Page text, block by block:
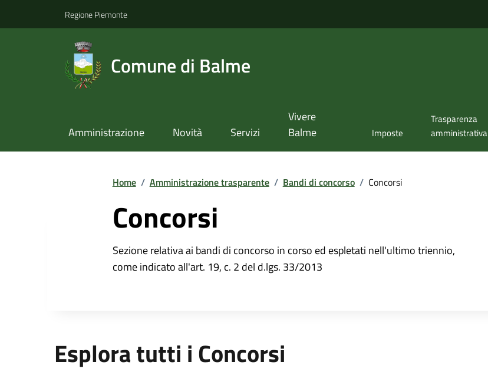
Regione Piemonte
Comune di Balme
Amministrazione Novità Servizi
Vivere
Balme
Imposte
Trasparenza
amministrativa
Home / Amministrazione trasparente / Bandi di concorso / Concorsi
Concorsi
Sezione relativa ai bandi di concorso in corso ed espletati nell'ultimo triennio,
come indicato all'art. 19, c. 2 del d.lgs. 33/2013
Esplora tutti i Concorsi